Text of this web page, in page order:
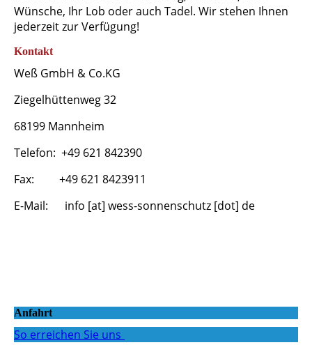
Wünsche, Ihr Lob oder auch Tadel. Wir stehen Ihnen
jederzeit zur Verfügung!
Kontakt
Weß GmbH & Co.KG
Ziegelhüttenweg 32
68199 Mannheim
Telefon: +49 621 842390
Fax: +49 621 8423911
E-Mail: info [at] wess-sonnenschutz [dot] de
Anfahrt
So erreichen Sie uns